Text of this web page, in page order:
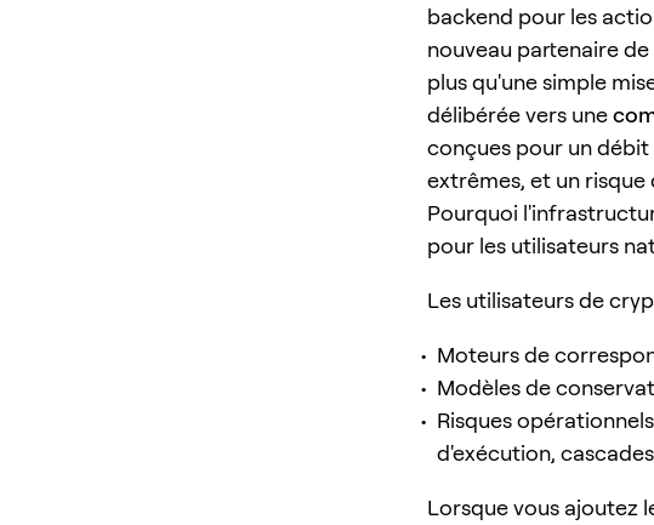
backend pour les
nouveau partenaire
plus qu'une simple
délibérée vers une
conçues pour un débit
extrêmes, et un
Pourquoi
pour les utilisateurs
Les utilisateurs de
Moteurs de
Modèles de
Risques
d'exécution,
Lorsque vous ajoutez